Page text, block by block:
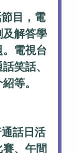
目，電
及解答學
電視台
笑話、
等。
話日活
、午間